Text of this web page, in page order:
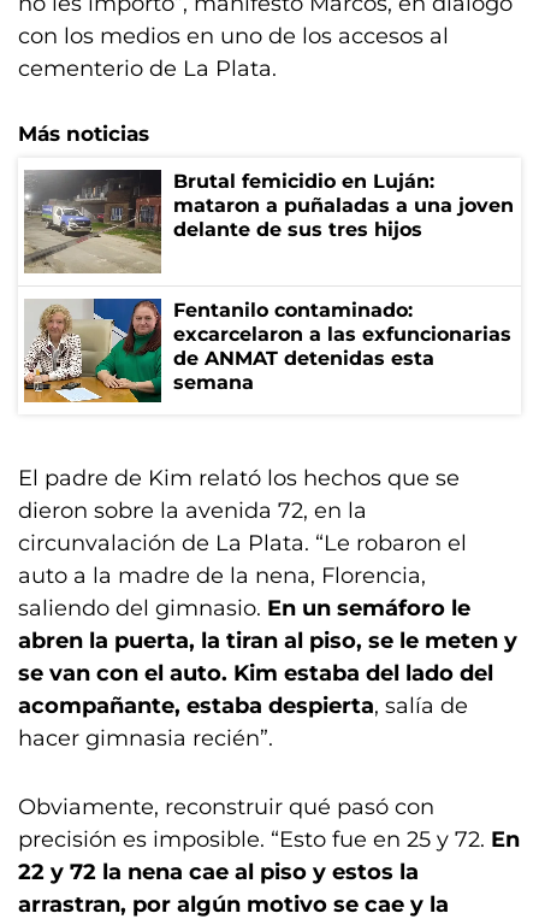
con los medios en uno de los accesos al
cementerio de La Plata.
Más noticias
Brutal femicidio en Luján:
mataron a puñaladas a una joven
delante de sus tres hijos
Fentanilo contaminado:
excarcelaron a las exfuncionarias
de ANMAT detenidas esta
semana
El padre de Kim relató los hechos que se
dieron sobre la avenida 72, en la
circunvalación de La Plata. “Le robaron el
auto a la madre de la nena, Florencia,
saliendo del gimnasio. En un semáforo le
abren la puerta, la tiran al piso, se le meten y
se van con el auto. Kim estaba del lado del
acompañante, estaba despierta, salía de
hacer gimnasia recién”.
Obviamente, reconstruir qué pasó con
precisión es imposible. “Esto fue en 25 y 72. En
22 y 72 la nena cae al piso y estos la
arrastran, por algún motivo se cae y la